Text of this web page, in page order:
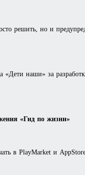
решить, но и
«Дети наши» за
«Гид по жизни»
в PlayMarket и